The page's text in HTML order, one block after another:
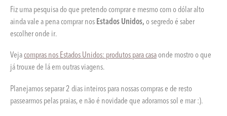
Fiz uma pesquisa do que pretendo comprar e mesmo com o dólar alto
ainda vale a pena comprar nos Estados Unidos, o segredo é saber
escolher onde ir.
Vejacompras nos Estados Unidos: produtos para casaonde mostro o que
já trouxe de lá em outras viagens.
Planejamos separar 2 dias inteiros para nossas compras e de resto
passearmos pelas praias, e não é novidade que adoramos sol e mar :).